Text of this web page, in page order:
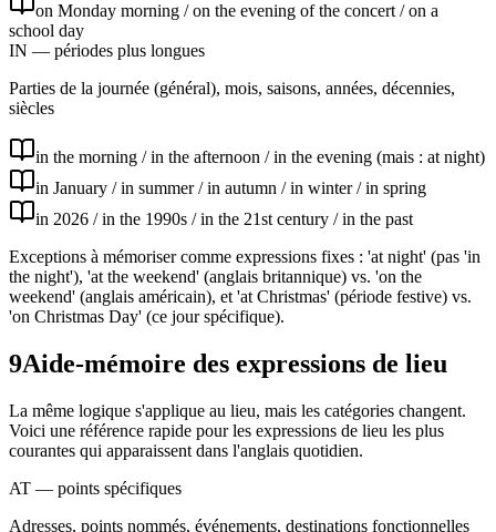
on Monday morning / on the evening of the concert / on a
school day
IN — périodes plus longues
Parties de la journée (général), mois, saisons, années, décennies,
siècles
in the morning / in the afternoon / in the evening (mais : at night)
in January / in summer / in autumn / in winter / in spring
in 2026 / in the 1990s / in the 21st century / in the past
Exceptions à mémoriser comme expressions fixes : 'at night' (pas 'in
the night'), 'at the weekend' (anglais britannique) vs. 'on the
weekend' (anglais américain), et 'at Christmas' (période festive) vs.
'on Christmas Day' (ce jour spécifique).
9Aide-mémoire des expressions de lieu
La même logique s'applique au lieu, mais les catégories changent.
Voici une référence rapide pour les expressions de lieu les plus
courantes qui apparaissent dans l'anglais quotidien.
AT — points spécifiques
Adresses, points nommés, événements, destinations fonctionnelles